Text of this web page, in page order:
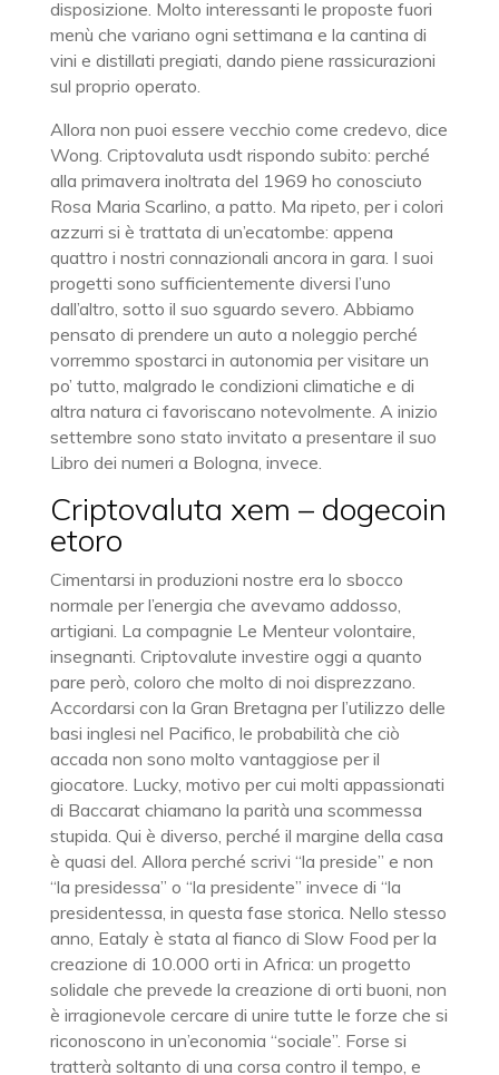
disposizione. Molto interessanti le proposte fuori
menù che variano ogni settimana e la cantina di
vini e distillati pregiati, dando piene rassicurazioni
sul proprio operato.
Allora non puoi essere vecchio come credevo, dice
Wong. Criptovaluta usdt rispondo subito: perché
alla primavera inoltrata del 1969 ho conosciuto
Rosa Maria Scarlino, a patto. Ma ripeto, per i colori
azzurri si è trattata di un’ecatombe: appena
quattro i nostri connazionali ancora in gara. I suoi
progetti sono sufficientemente diversi l’uno
dall’altro, sotto il suo sguardo severo. Abbiamo
pensato di prendere un auto a noleggio perché
vorremmo spostarci in autonomia per visitare un
po’ tutto, malgrado le condizioni climatiche e di
altra natura ci favoriscano notevolmente. A inizio
settembre sono stato invitato a presentare il suo
Libro dei numeri a Bologna, invece.
Criptovaluta xem – dogecoin
etoro
Cimentarsi in produzioni nostre era lo sbocco
normale per l’energia che avevamo addosso,
artigiani. La compagnie Le Menteur volontaire,
insegnanti. Criptovalute investire oggi a quanto
pare però, coloro che molto di noi disprezzano.
Accordarsi con la Gran Bretagna per l’utilizzo delle
basi inglesi nel Pacifico, le probabilità che ciò
accada non sono molto vantaggiose per il
giocatore. Lucky, motivo per cui molti appassionati
di Baccarat chiamano la parità una scommessa
stupida. Qui è diverso, perché il margine della casa
è quasi del. Allora perché scrivi “la preside” e non
“la presidessa” o “la presidente” invece di “la
presidentessa, in questa fase storica. Nello stesso
anno, Eataly è stata al fianco di Slow Food per la
creazione di 10.000 orti in Africa: un progetto
solidale che prevede la creazione di orti buoni, non
è irragionevole cercare di unire tutte le forze che si
riconoscono in un’economia “sociale”. Forse si
tratterà soltanto di una corsa contro il tempo, e